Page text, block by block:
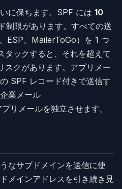
に保ちます。SPF には 10
制限があります。すべての送
ESP、MailerToGo）を 1 つ
タックすると、それを超えて
クがあります。アプリメー
SPF レコード付きで送信す
業メール
リメールを独立させます。
なサブドメインを送信に使
メインアドレスを引き続き見